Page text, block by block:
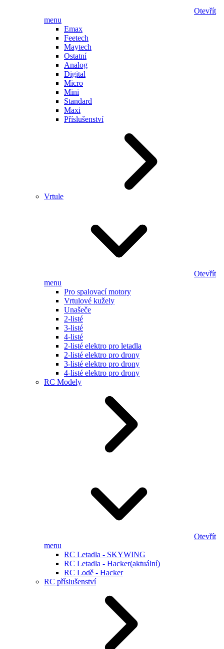
Otevřít
menu
Emax
Feetech
Maytech
Ostatní
Analog
Digital
Micro
Mini
Standard
Maxi
Příslušenství
Vrtule
Otevřít
menu
Pro spalovací motory
Vrtulové kužely
Unašeče
2-listé
3-listé
4-listé
2-listé elektro pro letadla
2-listé elektro pro drony
3-listé elektro pro drony
4-listé elektro pro drony
RC Modely
Otevřít
menu
RC Letadla - SKYWING
RC Letadla - Hacker(aktuální)
RC Lodě - Hacker
RC příslušenství